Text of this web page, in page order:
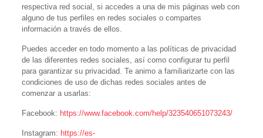
respectiva red social, si accedes a una de mis páginas web con
alguno de tus perfiles en redes sociales o compartes
información a través de ellos.
Puedes acceder en todo momento a las políticas de privacidad
de las diferentes redes sociales, así como configurar tu perfil
para garantizar su privacidad. Te animo a familiarizarte con las
condiciones de uso de dichas redes sociales antes de
comenzar a usarlas:
Facebook: https://www.facebook.com/help/323540651073243/
Instagram: https://es-